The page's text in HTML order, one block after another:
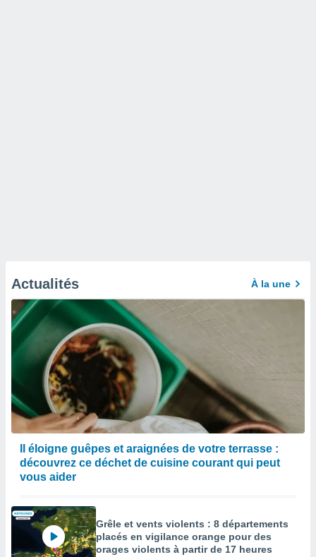
Actualités À la une
Il éloigne guêpes et araignées de votre terrasse :
découvrez ce déchet de cuisine courant qui peut
vous aider
Grêle et vents violents : 8 départements
placés en vigilance orange pour des
orages violents à partir de 17 heures